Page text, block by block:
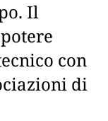
Il
con
di